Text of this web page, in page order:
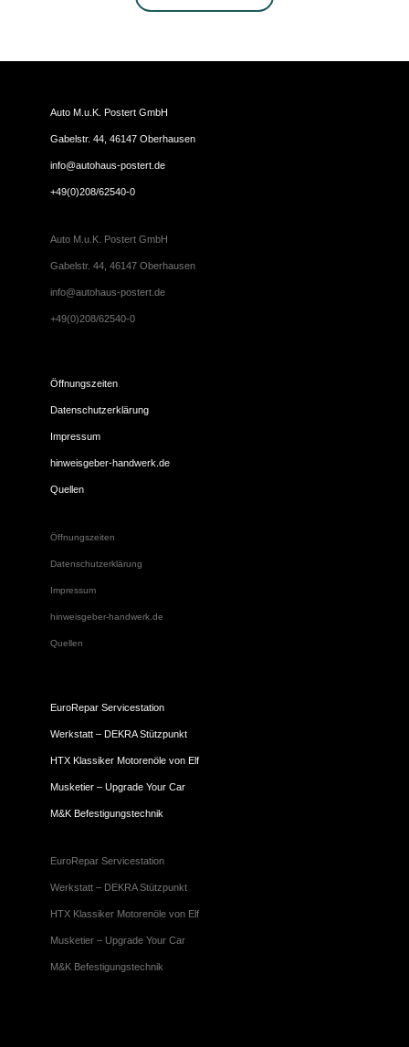
Auto M.u.K. Postert GmbH
Gabelstr. 44, 46147 Oberhausen
info@autohaus-postert.de
+49(0)208/62540-0
Auto M.u.K. Postert GmbH
Gabelstr. 44, 46147 Oberhausen
info@autohaus-postert.de
+49(0)208/62540-0
Öffnungszeiten
Datenschutzerklärung
Impressum
hinweisgeber-handwerk.de
Quellen
Öffnungszeiten
Datenschutzerklärung
Impressum
hinweisgeber-handwerk.de
Quellen
EuroRepar Servicestation
Werkstatt – DEKRA Stützpunkt
HTX Klassiker Motorenöle von Elf
Musketier – Upgrade Your Car
M&K Befestigungstechnik
EuroRepar Servicestation
Werkstatt – DEKRA Stützpunkt
HTX Klassiker Motorenöle von Elf
Musketier – Upgrade Your Car
M&K Befestigungstechnik